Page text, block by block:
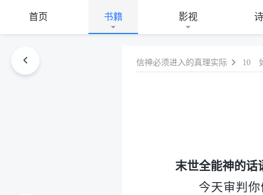
首页 书籍 影视
信神必须进入的真理实际 10
末世全能神的话
今天审判